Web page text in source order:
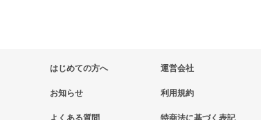
はじめての方へ
お知らせ
よくある質問
運営会社
利用規約
特商法に基づく表記